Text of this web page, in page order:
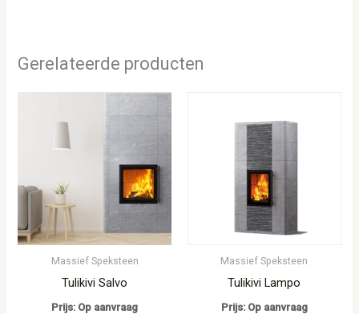
Gerelateerde producten
Massief Speksteen
Tulikivi Salvo
Prijs: Op aanvraag
Massief Speksteen
Tulikivi Lampo
Prijs: Op aanvraag